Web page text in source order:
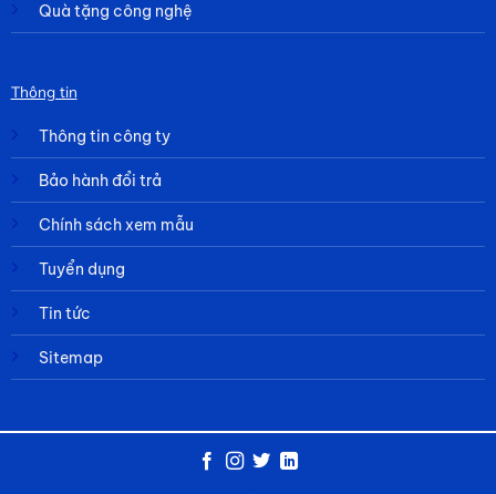
Quà tặng công nghệ
Thông tin
Thông tin công ty
Bảo hành đổi trả
Chính sách xem mẫu
Tuyển dụng
Tin tức
Sitemap